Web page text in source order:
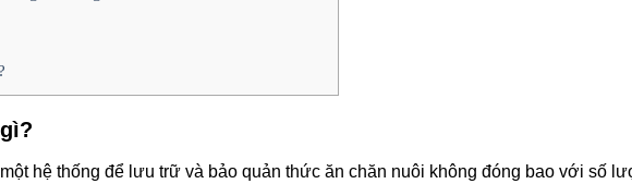
một hệ thống để lưu trữ và bảo quản thức ăn chăn nuôi không đóng bao với số